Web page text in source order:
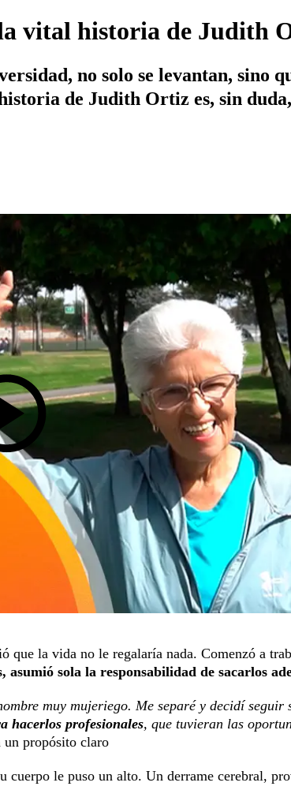
la vital historia de Judith
no solo se levantan, sino
de Judith Ortiz es, sin
que la vida no le regalaría nada. Comenzó a
asumió sola la responsabilidad de sacarlos
muy mujeriego. Me separé y decidí seguir
hacerlos profesionales, que tuvieran las
un propósito claro
cuerpo le puso un alto. Un derrame cerebral,